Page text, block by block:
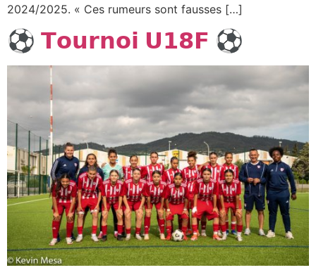
2024/2025. « Ces rumeurs sont fausses […]
⚽️ 𝗧𝗼𝘂𝗿𝗻𝗼𝗶 𝗨𝟭𝟴𝗙 ⚽️